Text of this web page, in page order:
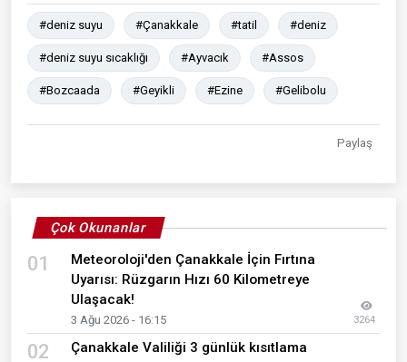
#deniz suyu #Çanakkale #tatil #deniz
#deniz suyu sıcaklığı #Ayvacık #Assos
#Bozcaada #Geyikli #Ezine #Gelibolu
Paylaş
Çok Okunanlar
01
Meteoroloji'den Çanakkale İçin Fırtına
Uyarısı: Rüzgarın Hızı 60 Kilometreye
Ulaşacak!
3 Ağu 2026 - 16:15 3264
02
Çanakkale Valiliği 3 günlük kısıtlama